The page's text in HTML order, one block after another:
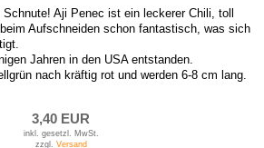
Aji Penec ist ein leckerer Chili, toll
Aufschneiden schon fantastisch, was sich
Jahren in den USA entstanden.
nach kräftig rot und werden 6-8 cm lang.
3,40 EUR
inkl. gesetzl. MwSt.
zzgl. Versand